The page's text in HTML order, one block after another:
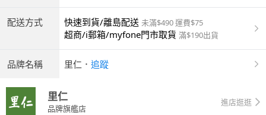
配送方式 快速到貨/離島配送 未滿$490 運費$75
超商/i郵箱/myfone門市取貨 滿$190出貨
品牌名稱 里仁 ． 追蹤
里仁
品牌旗艦店
進店逛逛